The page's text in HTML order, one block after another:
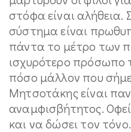
στόφα είναι αλήθεια.
σύστημα είναι
πάντα το μέτρο των
ισχυρότερο πρόσωπο
πόσο μάλλον που
Μητσοτάκης είναι
αναμφισβήτητος.
και να δώσει τον τόνο.